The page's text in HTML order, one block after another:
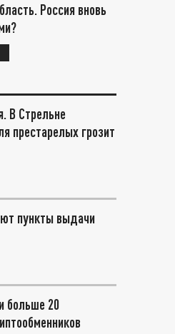
Россия вновь
В Стрельне
престарелых грозит
пункты выдачи
больше 20